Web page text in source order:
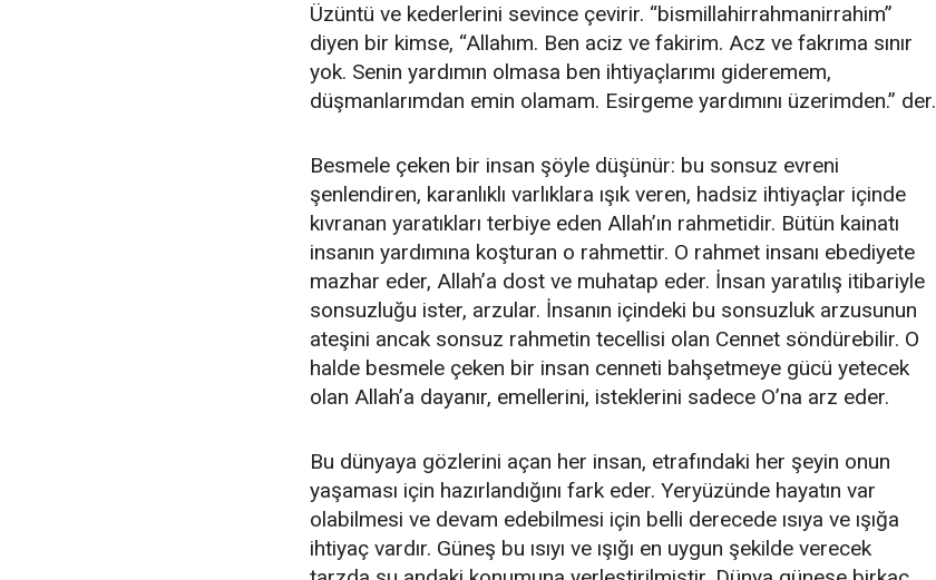
Üzüntü ve kederlerini sevince çevirir. “bismillahirrahmanirrahim”
diyen bir kimse, “Allahım. Ben aciz ve fakirim. Acz ve fakrıma sınır
yok. Senin yardımın olmasa ben ihtiyaçlarımı gideremem,
düşmanlarımdan emin olamam. Esirgeme yardımını üzerimden.” der.
Besmele çeken bir insan şöyle düşünür: bu sonsuz evreni
şenlendiren, karanlıklı varlıklara ışık veren, hadsiz ihtiyaçlar içinde
kıvranan yaratıkları terbiye eden Allah’ın rahmetidir. Bütün kainatı
insanın yardımına koşturan o rahmettir. O rahmet insanı ebediyete
mazhar eder, Allah’a dost ve muhatap eder. İnsan yaratılış itibariyle
sonsuzluğu ister, arzular. İnsanın içindeki bu sonsuzluk arzusunun
ateşini ancak sonsuz rahmetin tecellisi olan Cennet söndürebilir. O
halde besmele çeken bir insan cenneti bahşetmeye gücü yetecek
olan Allah’a dayanır, emellerini, isteklerini sadece O’na arz eder.
Bu dünyaya gözlerini açan her insan, etrafındaki her şeyin onun
yaşaması için hazırlandığını fark eder. Yeryüzünde hayatın var
olabilmesi ve devam edebilmesi için belli derecede ısıya ve ışığa
ihtiyaç vardır. Güneş bu ısıyı ve ışığı en uygun şekilde verecek